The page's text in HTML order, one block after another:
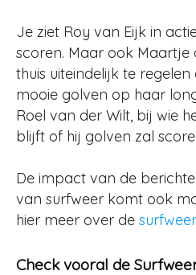
Je ziet Roy van Eijk in
scoren. Maar ook Maartje
thuis uiteindelijk te
mooie golven op haar
Roel van der Wilt, bij wie
blijft of hij golven zal
De impact van de
van surfweer komt ook
hier meer over de
Check vooral de